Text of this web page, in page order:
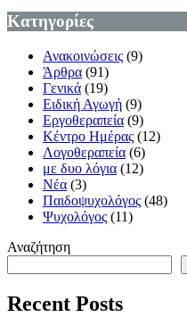
Κατηγορίες
Ανακοινώσεις (9)
Άρθρα (91)
Γενικά (19)
Ειδική Αγωγή (9)
Εργοθεραπεία (9)
Κέντρο Ημέρας (12)
Λογοθεραπεία (6)
με δυο λόγια (12)
Νέα (3)
Παιδοψυχολόγος (48)
Ψυχολόγος (11)
Αναζήτηση
Recent Posts